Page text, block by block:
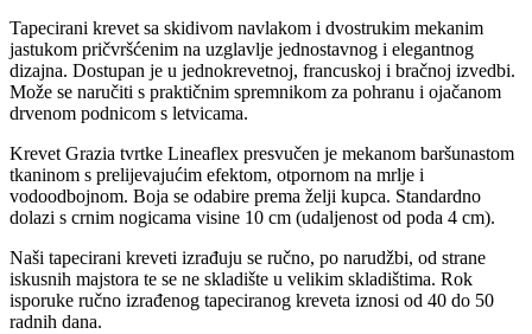
Tapecirani krevet sa skidivom navlakom i dvostrukim mekanim
jastukom pričvršćenim na uzglavlje jednostavnog i elegantnog
dizajna. Dostupan je u jednokrevetnoj, francuskoj i bračnoj izvedbi.
Može se naručiti s praktičnim spremnikom za pohranu i ojačanom
drvenom podnicom s letvicama.
Krevet Grazia tvrtke Lineaflex presvučen je mekanom baršunastom
tkaninom s prelijevajućim efektom, otpornom na mrlje i
vodoodbojnom. Boja se odabire prema želji kupca. Standardno
dolazi s crnim nogicama visine 10 cm (udaljenost od poda 4 cm).
Naši tapecirani kreveti izrađuju se ručno, po narudžbi, od strane
iskusnih majstora te se ne skladište u velikim skladištima. Rok
isporuke ručno izrađenog tapeciranog kreveta iznosi od 40 do 50
radnih dana.